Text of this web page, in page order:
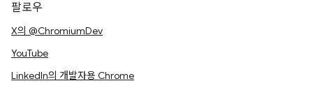
팔로우
X의 @ChromiumDev
YouTube
LinkedIn의 개발자용 Chrome